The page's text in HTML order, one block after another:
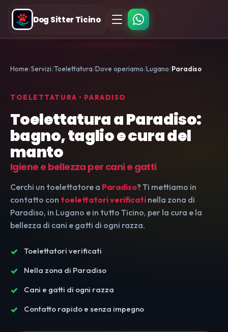
Dog Sitter Ticino
Home Servizi Toelettatura Dove operiamo Lugano Paradiso
TOELETTATURA • PARADISO
Toelettatura a Paradiso:
bagno, taglio e cura del
manto
Igiene e bellezza per cani e gatti
Cerchi un toelettatore a Paradiso? Ti mettiamo in
contatto con toelettatori verificati nella zona di
Paradiso, in Lugano e in tutto Ticino, per la cura e la
bellezza di cani e gatti di ogni razza.
Toelettatori verificati
Nella zona di Paradiso
Cani e gatti di ogni razza
Contatto rapido e senza impegno